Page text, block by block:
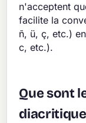
n'acceptent
facilite la
ñ, ü, ç, etc.)
c, etc.).
Que sont